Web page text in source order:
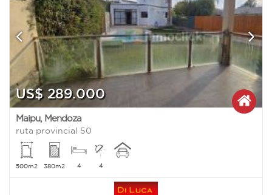
US$ 289.000
Maipu, Mendoza
ruta provincial 50
500m2 380m2 4 4